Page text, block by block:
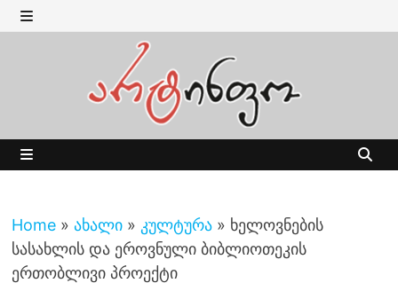
Skip
to MENU
Home » ახალი » კულტურა » ხელოვნების
სასახლის და ეროვნული ბიბლიოთეკის
ერთობლივი პროექტი